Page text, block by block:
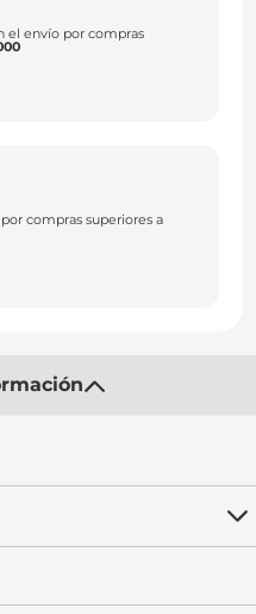
el envío por compras
por compras superiores a